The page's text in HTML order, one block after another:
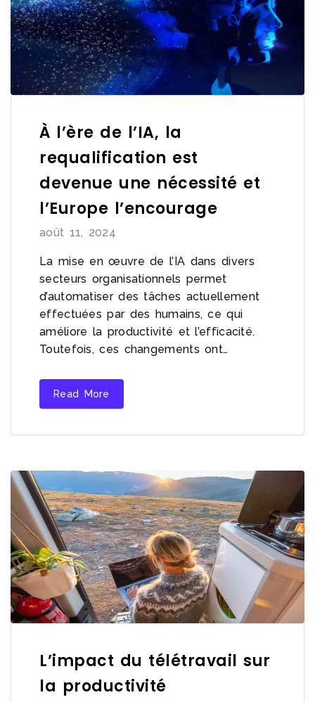
À l’ère de l’IA, la
requalification est
devenue une nécessité et
l’Europe l’encourage
août 11, 2024
La mise en œuvre de l’IA dans divers
secteurs organisationnels permet
d’automatiser des tâches actuellement
effectuées par des humains, ce qui
améliore la productivité et l’efficacité.
Toutefois, ces changements ont…
Read More
L’impact du télétravail sur
la productivité